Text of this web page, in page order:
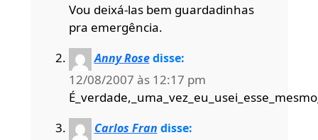
Vou deixá-las bem guardadinhas
pra emergência.
Anny Rose disse:
12/08/2007 às 12:17 pm
Carlos Fran disse: